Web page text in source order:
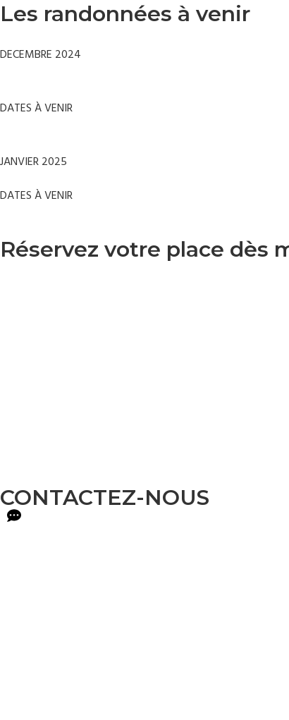
Les randonnées à venir
DECEMBRE 2024
DATES À VENIR
JANVIER 2025
DATES À VENIR
Réservez votre place dès
CONTACTEZ-NOUS